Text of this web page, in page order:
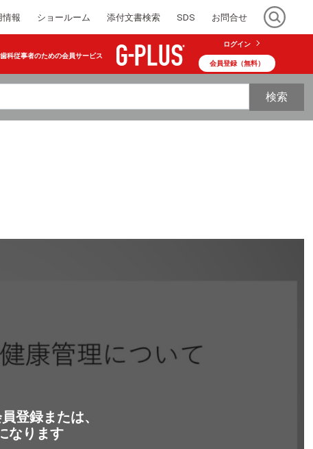
情報 ショールーム 添付文書検索 SDS お問合せ
歯科従事者のための会員サービス
ログイン
会員登録（無料）
検索
登録または、
なります